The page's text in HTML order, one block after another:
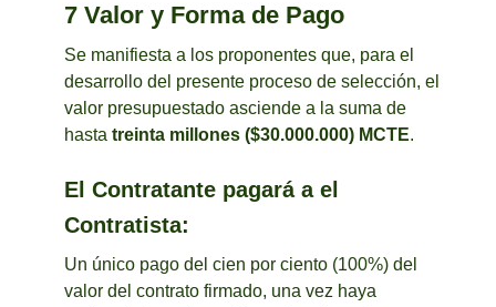
7 Valor y Forma de Pago
Se manifiesta a los proponentes que, para el
desarrollo del presente proceso de selección, el
valor presupuestado asciende a la suma de
hasta treinta millones ($30.000.000) MCTE.
El Contratante pagará a el
Contratista:
Un único pago del cien por ciento (100%) del
valor del contrato firmado, una vez haya